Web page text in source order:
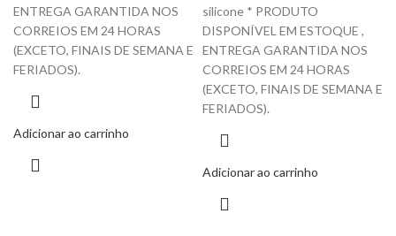
ENTREGA GARANTIDA NOS
CORREIOS EM 24 HORAS
(EXCETO, FINAIS DE SEMANA E
FERIADOS).
Adicionar ao carrinho
silicone * PRODUTO
DISPONÍVEL EM ESTOQUE ,
ENTREGA GARANTIDA NOS
CORREIOS EM 24 HORAS
(EXCETO, FINAIS DE SEMANA E
FERIADOS).
Adicionar ao carrinho